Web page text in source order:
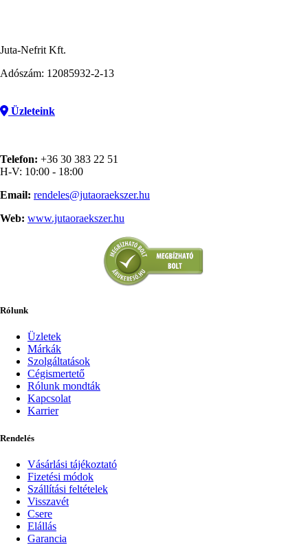
Juta-Nefrit Kft.
Adószám: 12085932-2-13
Üzleteink
Telefon: +36 30 383 22 51
H-V: 10:00 - 18:00
Email: rendeles@jutaoraekszer.hu
Web: www.jutaoraekszer.hu
Rólunk
Üzletek
Márkák
Szolgáltatások
Cégismertető
Rólunk mondták
Kapcsolat
Karrier
Rendelés
Vásárlási tájékoztató
Fizetési módok
Szállítási feltételek
Visszavét
Csere
Elállás
Garancia